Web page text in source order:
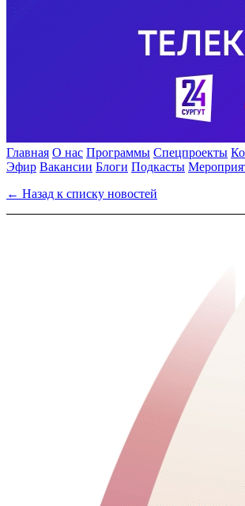
Главная О нас Программы Спецпроекты
Эфир Вакансии Блоги Подкасты
← Назад к списку новостей